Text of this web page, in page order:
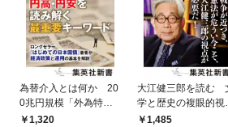
為替介入とは何か 20
0兆円規模「外為特
会」が生まれた謎
1,320
大江健三郎を読む
学と歴史の複眼的視
から1,485